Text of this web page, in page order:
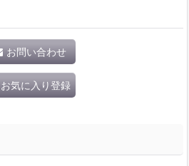
お問い合わせ
お気に入り登録